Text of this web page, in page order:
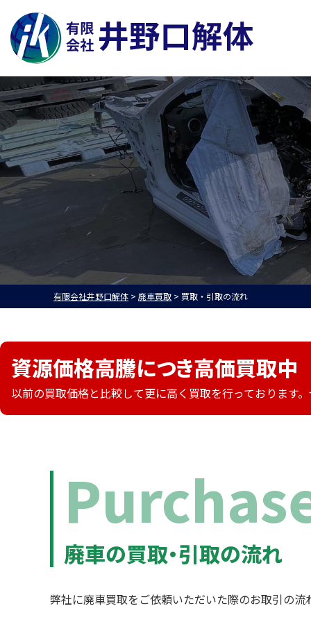
有限会社井野口解体 > 廃車買取 > 買取・引取の流れ
資源価格高騰につき高価買取中
以前の買取価格と比較して更に高く買取を行っております
廃車の買取・引取の流れ
弊社に廃車買取をご依頼いただいた際のお取引の流